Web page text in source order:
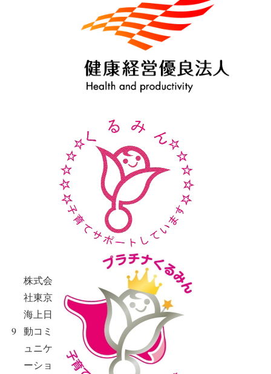
9
株式会
社東京
海上日
動コミ
ュニケ
ーショ